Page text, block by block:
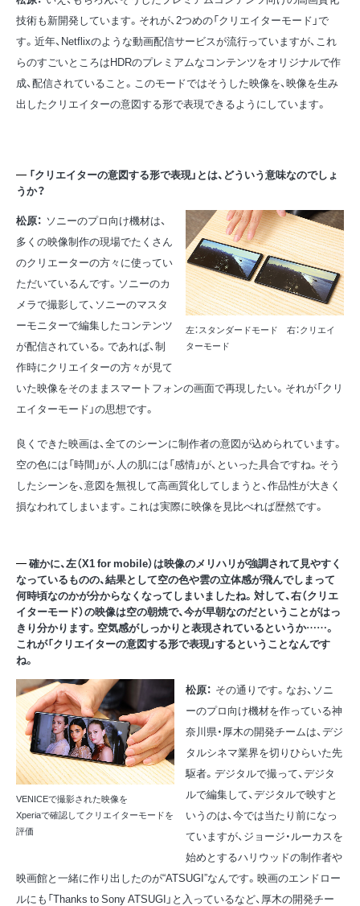
技術も新開発しています。それが、2つめの「クリエイターモード」で
す。近年、Netflixのような動画配信サービスが流行っていますが、これ
らのすごいところはHDRのプレミアムなコンテンツをオリジナルで作
成、配信されていること。このモードではそうした映像を、映像を生み
出したクリエイターの意図する形で表現できるようにしています。
「クリエイターの意図する形で表現」とは、どういう意味なのでしょ
うか？
左：スタンダードモード 右：クリエイ
ターモード
松原： ソニーのプロ向け機材は、
多くの映像制作の現場でたくさん
のクリエーターの方々に使ってい
ただいているんです。ソニーのカ
メラで撮影して、ソニーのマスタ
ーモニターで編集したコンテンツ
が配信されている。であれば、制
作時にクリエイターの方々が見て
いた映像をそのままスマートフォンの画面で再現したい。それが「クリ
エイターモード」の思想です。
良くできた映画は、全てのシーンに制作者の意図が込められています。
空の色には「時間」が、人の肌には「感情」が、といった具合ですね。そう
したシーンを、意図を無視して高画質化してしまうと、作品性が大きく
損なわれてしまいます。これは実際に映像を見比べれば歴然です。
確かに、左（X1 for mobile）は映像のメリハリが強調されて見やすく
なっているものの、結果として空の色や雲の立体感が飛んでしまって
何時頃なのかが分からなくなってしまいましたね。対して、右（クリエ
イターモード）の映像は空の朝焼で、今が早朝なのだということがはっ
きり分かります。空気感がしっかりと表現されているというか……。
これが「クリエイターの意図する形で表現」するということなんです
ね。
VENICEで撮影された映像を
Xperiaで確認してクリエイターモードを
評価
松原： その通りです。なお、ソニ
ーのプロ向け機材を作っている神
奈川県・厚木の開発チームは、デジ
タルシネマ業界を切りひらいた先
駆者。デジタルで撮って、デジタ
ルで編集して、デジタルで映すと
いうのは、今では当たり前になっ
ていますが、ジョージ・ルーカスを
始めとするハリウッドの制作者や
映画館と一緒に作り出したのが“ATSUGI”なんです。映画のエンドロー
ルにも「Thanks to Sony ATSUGI」と入っているなど、厚木の開発チー